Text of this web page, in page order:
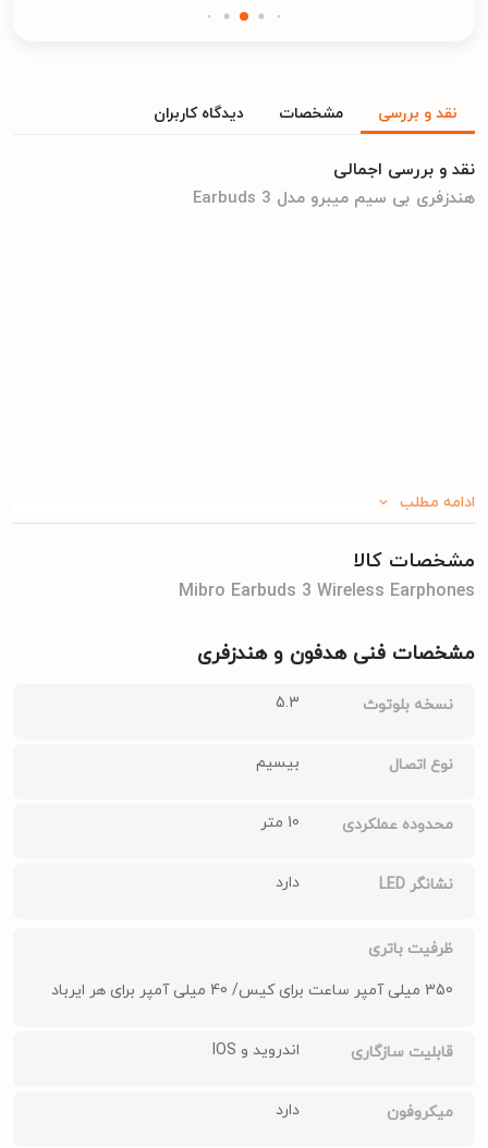
نقد و بررسی مشخصات دیدگاه کاربران
نقد و بررسی اجمالی
هندزفری بی سیم میبرو مدل Earbuds 3
ادامه مطلب
مشخصات کالا
Mibro Earbuds 3 Wireless Earphones
مشخصات فنی هدفون و هندزفری
نسخه بلوتوث 5.3
نوع اتصال بیسیم
محدوده عملکردی 10 متر
نشانگر LED دارد
ظرفیت باتری
350 میلی آمپر ساعت برای کیس/ 40 میلی آمپر برای هر ایرباد
قابلیت سازگاری اندروید و IOS
میکروفون دارد